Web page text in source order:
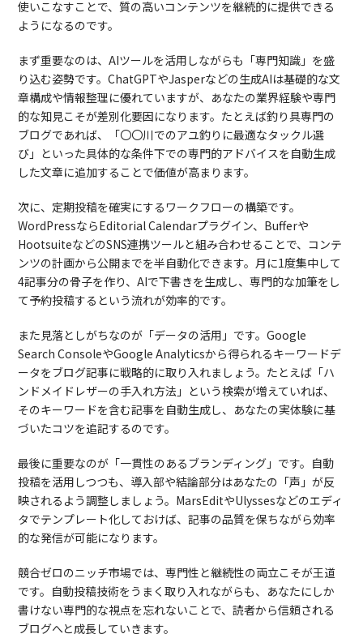
使いこなすことで、質の高いコンテンツを継続的に提供できる
ようになるのです。
まず重要なのは、AIツールを活用しながらも「専門知識」を盛
り込む姿勢です。ChatGPTやJasperなどの生成AIは基礎的な文
章構成や情報整理に優れていますが、あなたの業界経験や専門
的な知見こそが差別化要因になります。たとえば釣り具専門の
ブログであれば、「〇〇川でのアユ釣りに最適なタックル選
び」といった具体的な条件下での専門的アドバイスを自動生成
した文章に追加することで価値が高まります。
次に、定期投稿を確実にするワークフローの構築です。
WordPressならEditorial Calendarプラグイン、Bufferや
HootsuiteなどのSNS連携ツールと組み合わせることで、コンテ
ンツの計画から公開までを半自動化できます。月に1度集中して
4記事分の骨子を作り、AIで下書きを生成し、専門的な加筆をし
て予約投稿するという流れが効率的です。
また見落としがちなのが「データの活用」です。Google
Search ConsoleやGoogle Analyticsから得られるキーワードデ
ータをブログ記事に戦略的に取り入れましょう。たとえば「ハ
ンドメイドレザーの手入れ方法」という検索が増えていれば、
そのキーワードを含む記事を自動生成し、あなたの実体験に基
づいたコツを追記するのです。
最後に重要なのが「一貫性のあるブランディング」です。自動
投稿を活用しつつも、導入部や結論部分はあなたの「声」が反
映されるよう調整しましょう。MarsEditやUlyssesなどのエディ
タでテンプレート化しておけば、記事の品質を保ちながら効率
的な発信が可能になります。
競合ゼロのニッチ市場では、専門性と継続性の両立こそが王道
です。自動投稿技術をうまく取り入れながらも、あなたにしか
書けない専門的な視点を忘れないことで、読者から信頼される
ブログへと成長していきます。